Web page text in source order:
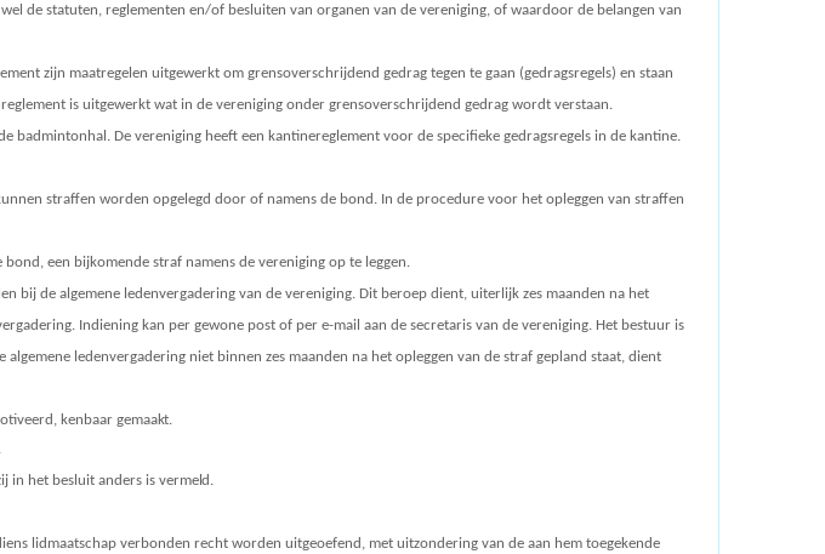
de statuten, reglementen en/of besluiten van organen van de vereniging, of waardoor de belangen van
zijn maatregelen uitgewerkt om grensoverschrijdend gedrag tegen te gaan (gedragsregels) en staan
is uitgewerkt wat in de vereniging onder grensoverschrijdend gedrag wordt verstaan.
badmintonhal. De vereniging heeft een kantinereglement voor de specifieke gedragsregels in de kantine.
straffen worden opgelegd door of namens de bond. In de procedure voor het opleggen van straffen
een bijkomende straf namens de vereniging op te leggen.
bij de algemene ledenvergadering van de vereniging. Dit beroep dient, uiterlijk zes maanden na het
Indiening kan per gewone post of per e-mail aan de secretaris van de vereniging. Het bestuur is
ledenvergadering niet binnen zes maanden na het opleggen van de straf gepland staat, dient
kenbaargemaakt.
in het besluit anders isvermeld.
lidmaatschap verbonden recht worden uitgeoefend, met uitzondering van de aan hem toegekende